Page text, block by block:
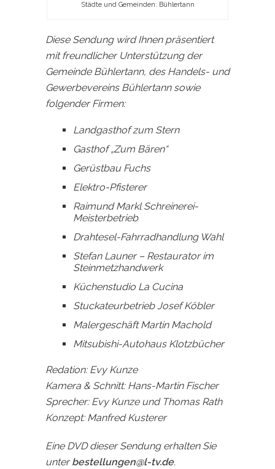
Städte und Gemeinden: Bühlertann
Diese Sendung wird Ihnen präsentiert
mit freundlicher Unterstützung der
Gemeinde Bühlertann, des Handels- und
Gewerbevereins Bühlertann sowie
folgender Firmen:
Landgasthof zum Stern
Gasthof „Zum Bären“
Gerüstbau Fuchs
Elektro-Pfisterer
Raimund Markl Schreinerei-
Meisterbetrieb
Drahtesel-Fahrradhandlung Wahl
Stefan Launer – Restaurator im
Steinmetzhandwerk
Küchenstudio La Cucina
Stuckateurbetrieb Josef Köbler
Malergeschäft Martin Machold
Mitsubishi-Autohaus Klotzbücher
Redation: Evy Kunze
Kamera & Schnitt: Hans-Martin Fischer
Sprecher: Evy Kunze und Thomas Rath
Konzept: Manfred Kusterer
Eine DVD dieser Sendung erhalten Sie
unterbestellungen@l-tv.de.